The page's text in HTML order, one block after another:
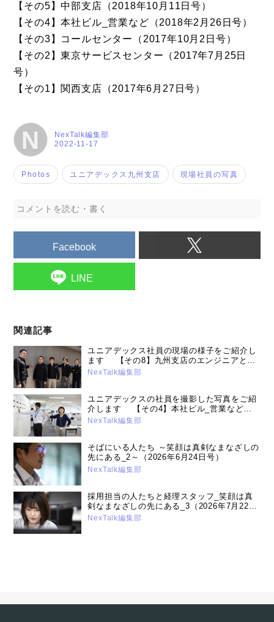
【その5】中部支店（2018年10月11日号）
【その4】本社ビル_営業など（2018年2月26日号）
【その3】コールセンター（2017年10月2日号）
【その2】東京サービスセンター（2017年7月25日
号）
【その1】関西支店（2017年6月27日号）
N 2022-11-17
NexTalk編集部
Photos ユニアデックス九州支店 現場社員の写真
コメントを読む・書く
Facebook
LINE
関連記事
ユニアデックス社員の現場の様子をご紹介し
ます 【その8】九州支店のエンジニアとス
タッフ（2022年11月15日号）
NexTalk編集部
ユニアデックスの社員を撮影した写真をご紹
介します 【その4】本社ビル_営業など
（2018年2月26日号）
NexTalk編集部
そばにいる人たち ～笑顔は真剣なまなざしの
先にある_2～（2026年6月24日号）
NexTalk編集部
採用担当の人たちと経理スタッフ_笑顔は真
剣なまなざしの先にある_3（2026年7月22日
号）
NexTalk編集部